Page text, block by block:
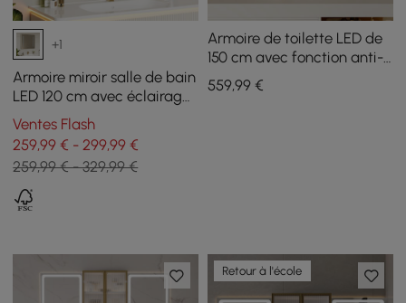
+1
Armoire miroir salle de bain
LED 120 cm avec éclairage
et rangements intégrés
Ventes Flash
259,99 € - 299,99 €
259,99 € - 329,99 €
Armoire de toilette LED de
150 cm avec fonction anti-
buée et éclairage tricolore
dimmable
559,99€
Retour à l'école